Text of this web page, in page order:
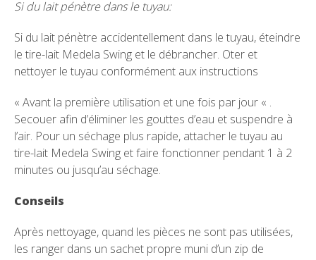
Si du lait pénètre dans le tuyau:
Si du lait pénètre accidentellement dans le tuyau, éteindre
le tire-lait Medela Swing et le débrancher. Oter et
nettoyer le tuyau conformément aux instructions
« Avant la première utilisation et une fois par jour « .
Secouer afin d’éliminer les gouttes d’eau et suspendre à
l’air. Pour un séchage plus rapide, attacher le tuyau au
tire-lait Medela Swing et faire fonctionner pendant 1 à 2
minutes ou jusqu’au séchage.
Conseils
Après nettoyage, quand les pièces ne sont pas utilisées,
les ranger dans un sachet propre muni d’un zip de